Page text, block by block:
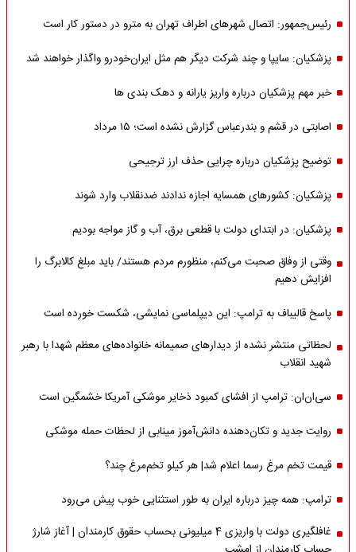
رئیس‌جمهور: اتصال شهرهای اطراف تهران به مترو در دستور کار است
پزشکیان: سایپا و چند شرکت دیگر هم مثل ایران‌خودرو واگذار خواهند شد
خبر مهم پزشکیان درباره واریز یارانه و دهک بندی ها
اصابتی در قشم و بندرعباس گزارش نشده است؛ ۱۵ مرداد
توضیح پزشکیان درباره چرایی حذف ارز ترجیحی
پزشکیان: کشورهای همسایه اجازه ندادند ضدنقلاب وارد شوند
پزشکیان: در ابتدای دولت با قطعی برق، آب و گاز مواجه بودیم
وقتی از وفاق صحبت می‌کنم، منظورم مردم هستند/ باید مبلغ کالابرگ را
افزایش دهیم
پاسخ قالیباف به ترامپ: این دیپلماسی نمایشی، شکست خورده است
لحظاتی منتشر نشده از دیدارهای صمیمانه خانواده‌های معظم شهدا با رهبر
شهید انقلاب
سی‌ان‌ان: ترامپ از افشای کمبود ذخایر موشکی آمریکا خشمگین است
روایت جدید و تکان‌دهنده دانش‌آموز مینابی از لحظات حمله موشکی
قیمت تخم مرغ رسما اعلام شد| هر کیلو تخم‌مرغ چند؟
ترامپ: همه چیز درباره ایران به طور استثنایی خوب پیش می‌رود
غافلگیری دولت با واریزی 4 میلیونی بحساب حقوق کارمندان | آغاز شارژ